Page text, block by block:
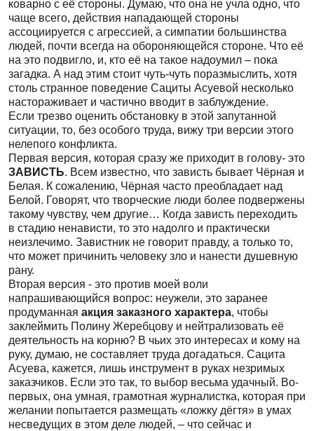
коварно с её стороны. Думаю, что она не учла одно, что
чаще всего, действия нападающей стороны
ассоциируется с агрессией, а симпатии большинства
людей, почти всегда на обороняющейся стороне. Что её
на это подвигло, и, кто её на такое надоумил – пока
загадка. А над этим стоит чуть-чуть поразмыслить, хотя
столь странное поведение Сациты Асуевой несколько
настораживает и частично вводит в заблуждение.
Если трезво оценить обстановку в этой запутанной
ситуации, то, без особого труда, вижу три версии этого
нелепого конфликта.
Первая версия, которая сразу же приходит в голову- это
ЗАВИСТЬ. Всем известно, что зависть бывает Чёрная и
Белая. К сожалению, Чёрная часто преобладает над
Белой. Говорят, что творческие люди более подвержены
такому чувству, чем другие… Когда зависть переходить
в стадию ненависти, то это надолго и практически
неизлечимо. Завистник не говорит правду, а только то,
что может причинить человеку зло и нанести душевную
рану.
Вторая версия - это против моей воли
напрашивающийся вопрос: неужели, это заранее
продуманная акция заказного характера, чтобы
заклеймить Полину Жеребцову и нейтрализовать её
деятельность на корню? В чьих это интересах и кому на
руку, думаю, не составляет труда догадаться. Сацита
Асуева, кажется, лишь инструмент в руках незримых
заказчиков. Если это так, то выбор весьма удачный. Во-
первых, она умная, грамотная журналистка, которая при
желании попытается размещать «ложку дёгтя» в умах
несведущих в этом деле людей, – что сейчас и